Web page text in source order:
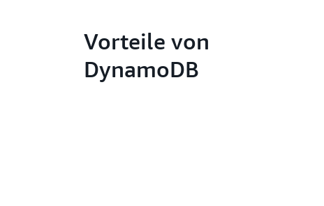
Vorteile von
DynamoDB